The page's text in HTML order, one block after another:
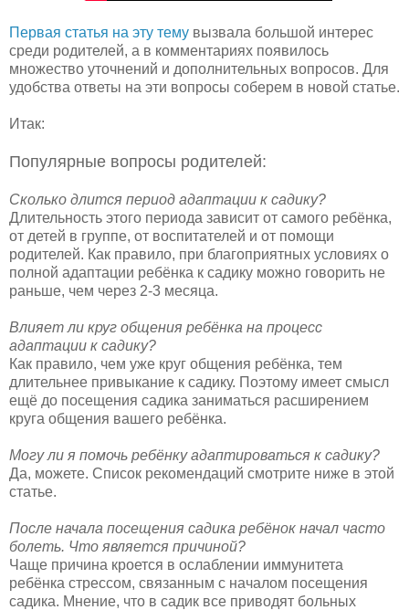
Первая статья на эту тему вызвала большой интерес
среди родителей, а в комментариях появилось
множество уточнений и дополнительных вопросов. Для
удобства ответы на эти вопросы соберем в новой статье.
Итак:
Популярные вопросы родителей:
Сколько длится период адаптации к садику?
Длительность этого периода зависит от самого ребёнка,
от детей в группе, от воспитателей и от помощи
родителей. Как правило, при благоприятных условиях о
полной адаптации ребёнка к садику можно говорить не
раньше, чем через 2-3 месяца.
Влияет ли круг общения ребёнка на процесс
адаптации к садику?
Как правило, чем уже круг общения ребёнка, тем
длительнее привыкание к садику. Поэтому имеет смысл
ещё до посещения садика заниматься расширением
круга общения вашего ребёнка.
Могу ли я помочь ребёнку адаптироваться к садику?
Да, можете. Список рекомендаций смотрите ниже в этой
статье.
После начала посещения садика ребёнок начал часто
болеть. Что является причиной?
Чаще причина кроется в ослаблении иммунитета
ребёнка стрессом, связанным с началом посещения
садика. Мнение, что в садик все приводят больных